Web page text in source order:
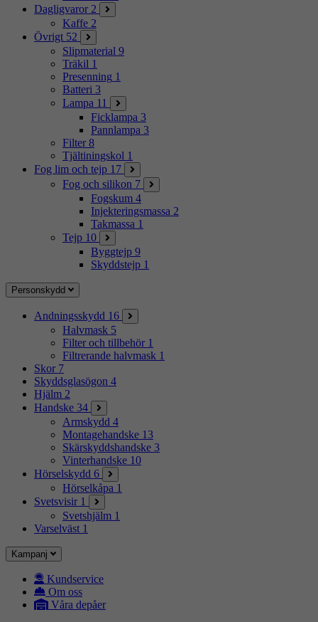
Dagligvaror 2
Kaffe 2
Övrigt 52
Slipmaterial 9
Träkil 1
Presenning 1
Batteri 3
Lampa 11
Ficklampa 3
Pannlampa 3
Filter 8
Tjältiningskol 1
Fog lim och tejp 17
Fog och silikon 7
Fogskum 4
Injekteringsmassa 2
Takmassa 1
Tejp 10
Byggtejp 9
Skyddstejp 1
Personskydd
Andningsskydd 16
Halvmask 5
Filter och tillbehör 1
Filtrerande halvmask 1
Skor 7
Skyddsglasögon 4
Hjälm 2
Handske 34
Armskydd 4
Montagehandske 13
Skärskyddshandske 3
Vinterhandske 10
Hörselskydd 6
Hörselkåpa 1
Svetsvisir 1
Svetshjälm 1
Varselväst 1
Kampanj
Kundservice
Om oss
Våra depåer